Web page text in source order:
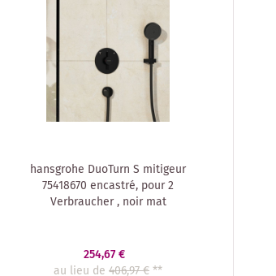
hansgrohe DuoTurn S mitigeur
75418670 encastré, pour 2
Verbraucher , noir mat
254,67 €
au lieu de 406,97 €**